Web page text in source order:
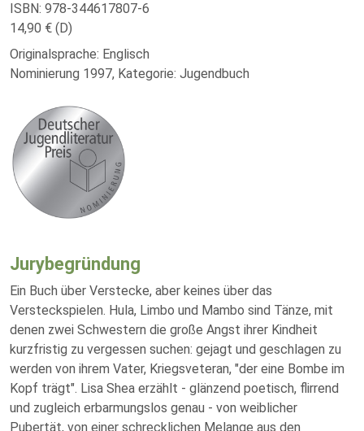
ISBN: 978-344617807-6
14,90 € (D)
Originalsprache: Englisch
Nominierung 1997, Kategorie: Jugendbuch
Jurybegründung
Ein Buch über Verstecke, aber keines über das
Versteckspielen. Hula, Limbo und Mambo sind Tänze, mit
denen zwei Schwestern die große Angst ihrer Kindheit
kurzfristig zu vergessen suchen: gejagt und geschlagen zu
werden von ihrem Vater, Kriegsveteran, "der eine Bombe im
Kopf trägt". Lisa Shea erzählt - glänzend poetisch, flirrend
und zugleich erbarmungslos genau - von weiblicher
Pubertät, von einer schrecklichen Melange aus den